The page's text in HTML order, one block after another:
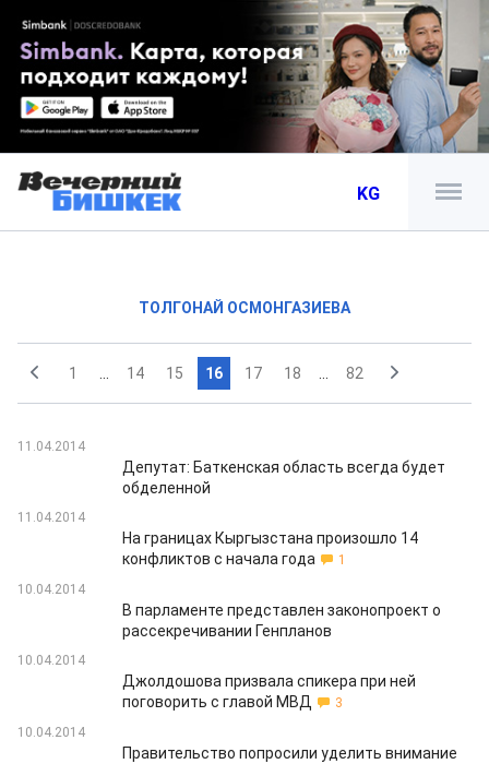
KG
ТОЛГОНАЙ ОСМОНГАЗИЕВА
1 14 15 16 17 18 82
11.04.2014
Депутат: Баткенская область всегда будет
обделенной
11.04.2014
На границах Кыргызстана произошло 14
конфликтов с начала года
1
10.04.2014
В парламенте представлен законопроект о
рассекречивании Генпланов
10.04.2014
Джолдошова призвала спикера при ней
поговорить с главой МВД
3
10.04.2014
Правительство попросили уделить внимание